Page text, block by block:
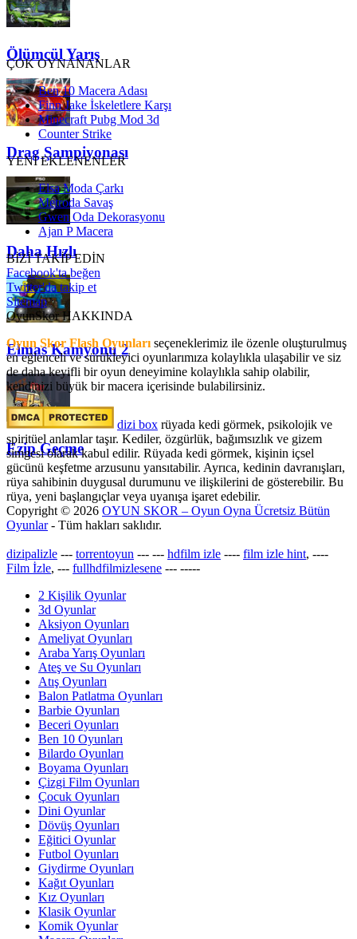
Ölümcül Yarış
Drag Şampiyonası
Daha Hızlı
Elmas Kamyonu 2
Ezip Geçme
ÇOK OYNANANLAR
Ben 10 Macera Adası
Finn Jake İskeletlere Karşı
Minecraft Pubg Mod 3d
Counter Strike
YENİ EKLENENLER
Elsa Moda Çarkı
Metroda Savaş
Gwen Oda Dekorasyonu
Ajan P Macera
BİZİ TAKİP EDİN
Facebook'ta beğen
Twitter'da takip et
Sitemap
OyunSkor HAKKINDA
Oyun Skor Flash Oyunları seçeneklerimiz ile özenle oluşturulmuş
en eğlenceli ve sürükleyici oyunlarımıza kolaylıkla ulaşabilir ve siz
de daha keyifli bir oyun deneyimine kolaylıkla sahip olabilir,
kendinizi büyük bir macera içerisinde bulabilirsiniz.
dizi box rüyada kedi görmek​, psikolojik ve
spiritüel anlamlar taşır. Kediler, özgürlük, bağımsızlık ve gizem
simgesi olarak kabul edilir. Rüyada kedi görmek, kişinin içsel
gücünü keşfetme arzusunu yansıtabilir. Ayrıca, kedinin davranışları,
rüya sahibinin duygusal durumunu ve ilişkilerini de gösterebilir. Bu
rüya, yeni başlangıçlar veya uyanışa işaret edebilir.
Copyright © 2026 OYUN SKOR – Oyun Oyna Ücretsiz Bütün
Oyunlar- Tüm hakları saklıdır.
dizipalizle --- torrentoyun --- --- hdfilm izle ---- film izle hint, ----
Film İzle, --- fullhdfilmizlesene --- -----
2 Kişilik Oyunlar
3d Oyunlar
Aksiyon Oyunları
Ameliyat Oyunları
Araba Yarış Oyunları
Ateş ve Su Oyunları
Atış Oyunları
Balon Patlatma Oyunları
Barbie Oyunları
Beceri Oyunları
Ben 10 Oyunları
Bilardo Oyunları
Boyama Oyunları
Çizgi Film Oyunları
Çocuk Oyunları
Dini Oyunlar
Dövüş Oyunları
Eğitici Oyunlar
Futbol Oyunları
Giydirme Oyunları
Kağıt Oyunları
Kız Oyunları
Klasik Oyunlar
Komik Oyunlar